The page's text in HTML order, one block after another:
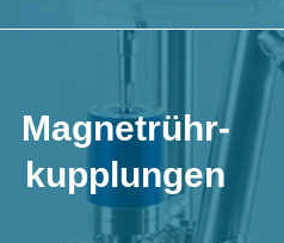
Magnetrühr-
kupplungen